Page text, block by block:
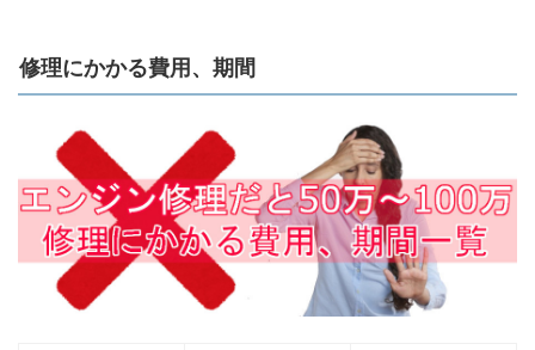
修理にかかる費用、期間